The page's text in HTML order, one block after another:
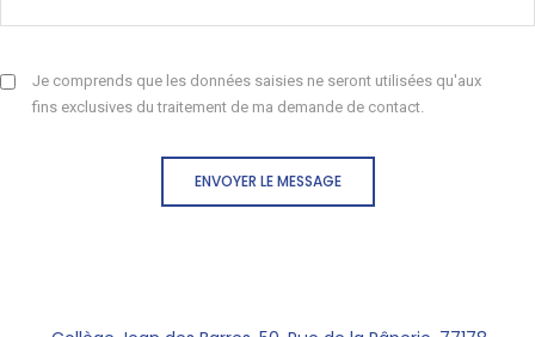
Je comprends que les données saisies ne seront utilisées qu'aux
fins exclusives du traitement de ma demande de contact.
ENVOYER LE MESSAGE